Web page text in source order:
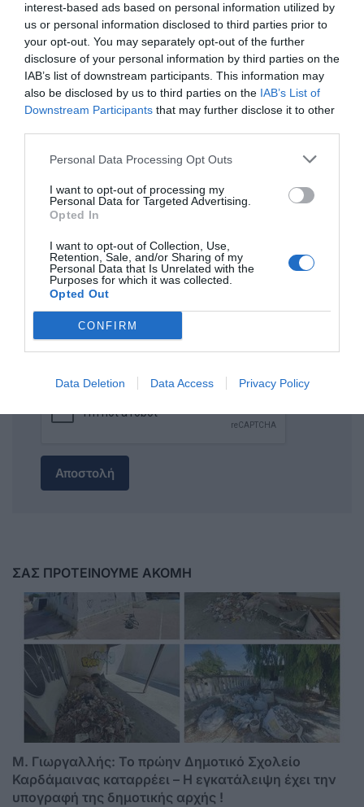
interest-based ads based on personal information utilized by
us or personal information disclosed to third parties prior to
your opt-out. You may separately opt-out of the further
disclosure of your personal information by third parties on the
IAB’s list of downstream participants. This information may
also be disclosed by us to third parties on the IAB’s List of
Downstream Participants that may further disclose it to other
Personal Data Processing Opt Outs
I want to opt-out of processing my
Personal Data for Targeted Advertising.
Opted In
I want to opt-out of Collection, Use,
Retention, Sale, and/or Sharing of my
Personal Data that Is Unrelated with the
Purposes for which it was collected.
Opted Out
CONFIRM
Data Deletion Data Access Privacy Policy
Πρόσθεσε ένα σχόλιο
ΟΝΟΜΑ
Αποστολή
ΣΑΣ ΠΡΟΤΕΙΝΟΥΜΕ ΑΚΟΜΗ
M. Γιωργαλλής: Το πρώην Δημοτικό Σχολείο
Καρδάμαινας καταρρέει – Η εγκατάλειψη έχει την
υπογραφή της δημοτικής αρχής !